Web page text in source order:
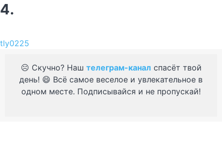
4.
tly0225
☹️ Скучно? Наш телеграм-канал спасёт твой
день! 😄 Всё самое веселое и увлекательное в
одном месте. Подписывайся и не пропускай!